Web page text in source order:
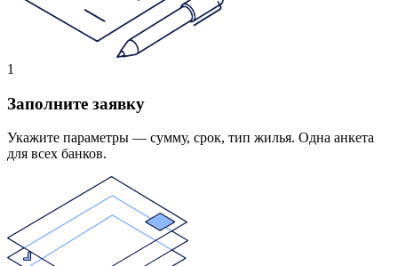
1
Заполните заявку
Укажите параметры — сумму, срок, тип жилья. Одна анкета
для всех банков.